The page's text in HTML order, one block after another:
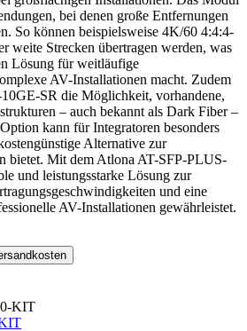
bei denen große Entfernungen
So können beispielsweise 4K/60 4:4:4-
weite Strecken übertragen werden, was
Lösung für weitläufige
AV-Installationen macht. Zudem
SR die Möglichkeit, vorhandene,
– auch bekannt als Dark Fiber –
kann für Integratoren besonders
Alternative zur
bietet. Mit dem Atlona AT-SFP-PLUS-
und leistungsstarke Lösung zur
und eine
AV-Installationen gewährleistet.